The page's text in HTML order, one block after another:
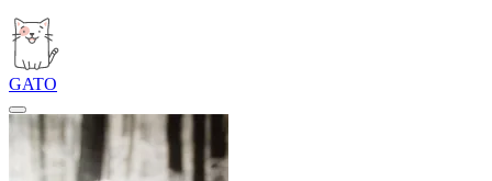
GATO